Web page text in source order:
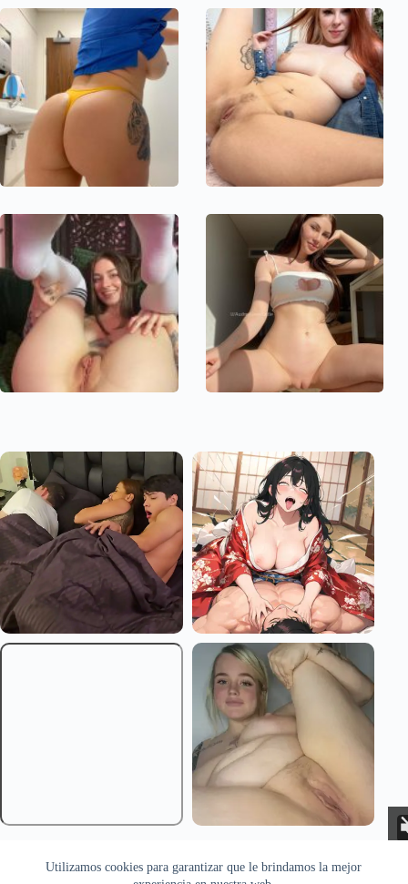
Utilizamos cookies para garantizar que le brindamos la mejor
Todas las imágenes pertenecen a sus respectivos autores. Este sitio